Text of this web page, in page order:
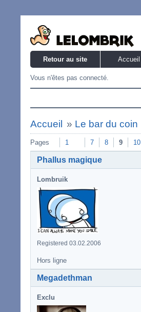
Retour au site Accueil
Vous n'êtes pas connecté.
Accueil » Le bar du coin
Pages 1 7 8 9 10
Phallus magique
Lombruik
Registered 03.02.2006
Hors ligne
Megadethman
Exclu